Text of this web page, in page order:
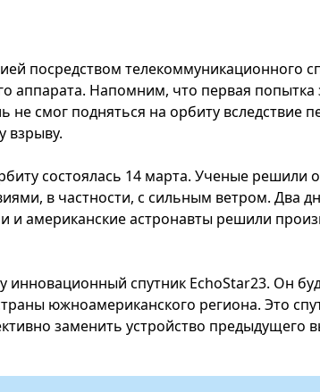
посредством телекоммуникационного
аппарата. Напомним, что первая попытка
не смог подняться на орбиту вследствие
взрыву.
состоялась 14 марта. Ученые решили
в частности, с сильным ветром. Два
американские астронавты решили
инновационный спутник EchoStar23. Он
южноамериканского региона. Это
заменить устройство предыдущего